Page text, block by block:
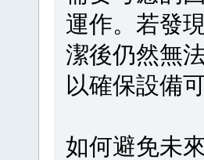
運作。若發
潔後仍然無
以確保設備
如何避免未